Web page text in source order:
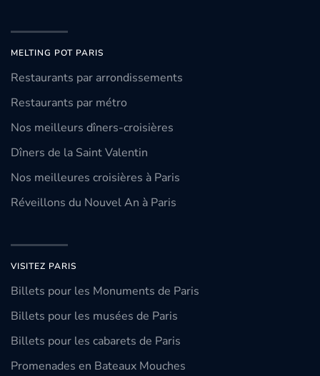
MELTING POT PARIS
Restaurants par arrondissements
Restaurants par métro
Nos meilleurs dîners-croisières
Dîners de la Saint Valentin
Nos meilleures croisières à Paris
Réveillons du Nouvel An à Paris
VISITEZ PARIS
Billets pour les Monuments de Paris
Billets pour les musées de Paris
Billets pour les cabarets de Paris
Promenades en Bateaux Mouches